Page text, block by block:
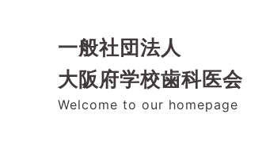
一般社団法人
大阪府学校歯科医会
Welcome to our homepage